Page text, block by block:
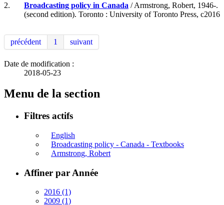
2. Broadcasting policy in Canada / Armstrong, Robert, 1946-.
(second edition). Toronto : University of Toronto Press, c2016
précédent 1 suivant
Date de modification :
2018-05-23
Menu de la section
Filtres actifs
English
Broadcasting policy - Canada - Textbooks
Armstrong, Robert
Affiner par Année
2016 (1)
2009 (1)